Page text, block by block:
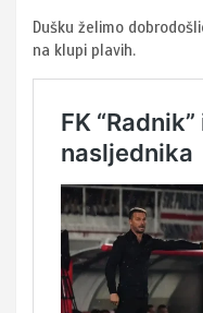
Dušku želimo
na klupi plavih.